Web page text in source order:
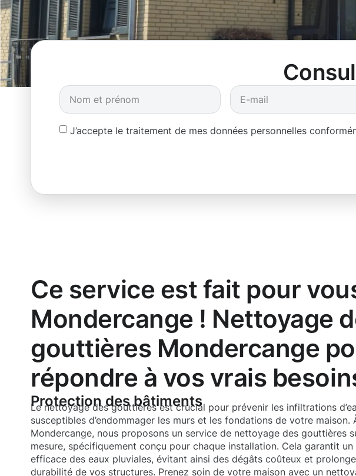
J’accepte le traitement de mes données personnelles
Ce service est fait pour
Mondercange ! Nettoyage
gouttières Mondercange
répondre à vos vrais
Protection des bâtiments
Le nettoyage des gouttières est crucial pour prévenir les infiltrations
susceptibles d’endommager les murs et les fondations de votre maison.
Mondercange, nous proposons un service de nettoyage des gouttières
mesure, spécifiquement conçu pour chaque installation. Cela garantit un
efficace des eaux pluviales, évitant ainsi des dégâts coûteux et
durabilité de vos structures. Prenez soin de votre maison avec un